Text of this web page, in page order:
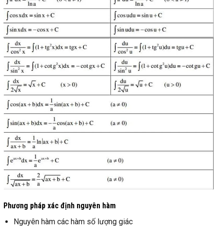
Phương pháp xác định nguyên hàm
Nguyên hàm các hàm số lượng giác